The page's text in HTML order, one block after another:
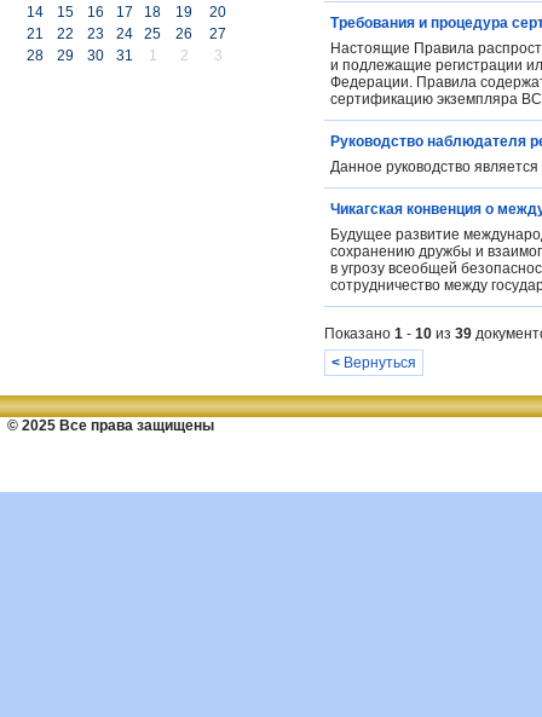
14
15 16 17 18 19
20
21
22 23 24 25 26
27
28
29 30 31 1 2 3
Требования и процедура
Настоящие Правила
и подлежащие регистрации
Федерации. Правила
сертификацию экземпляра
Руководство наблюдателя
Данное руководство
Чикагская конвенция о
Будущее развитие
сохранению дружбы и
в угрозу всеобщей
сотрудничество между
Показано 1 - 10 из 39
< Вернуться
© 2025 Все права защищены